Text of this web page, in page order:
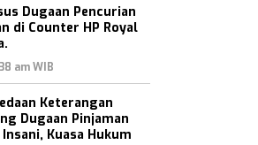
Dugaan Pencurian
di Counter HP Royal
am WIB
Keterangan
Dugaan Pinjaman
Kuasa Hukum